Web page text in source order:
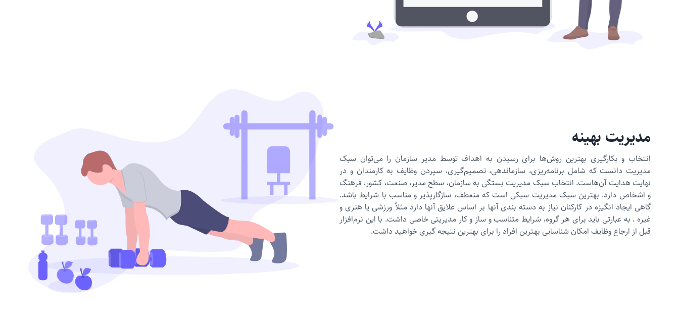
مدیریت بهینه
انتخاب و بکارگیری بهترین روش‌ها برای رسیدن به اهداف توسط مدیر سازمان را می‌توان سبک
مدیریت دانست که شامل برنامه‌ریزی، سازماندهی، تصمیم‌گیری، سپردن وظایف به کارمندان و در
نهایت هدایت آن‌هاست. انتخاب سبک مدیریت بستگی به سازمان، سطح مدیر، صنعت، کشور، فرهنگ
و اشخاص دارد. بهترین سبک مدیریت سبکی است که منعطف، سازگارپذیر و مناسب با شرایط باشد.
گاهی ایجاد انگیزه در کارکنان نیاز به دسته بندی آنها بر اساس علایق آنها دارد مثلاً ورزشی یا هنری و
غیره . به عبارتی باید برای هر گروه، شرایط متناسب و ساز و کار مدیریتی خاصی داشت. با این نرم‌افزار
قبل از ارجاع وظایف امکان شناسایی بهترین افراد را برای بهترین نتیجه گیری خواهید داشت.